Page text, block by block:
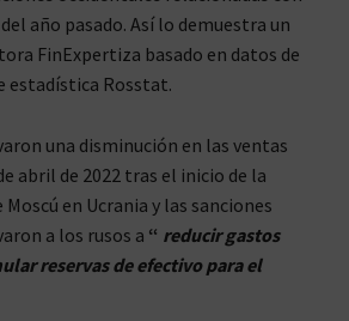
año pasado. Así lo demuestra un
FinExpertiza basado en datos de
estadística Rosstat.
una disminución en las ventas
abril de 2022 tras el inicio de la
en Ucrania y las sanciones
a los rusos a “ reducir gastos
reservas de efectivo para el